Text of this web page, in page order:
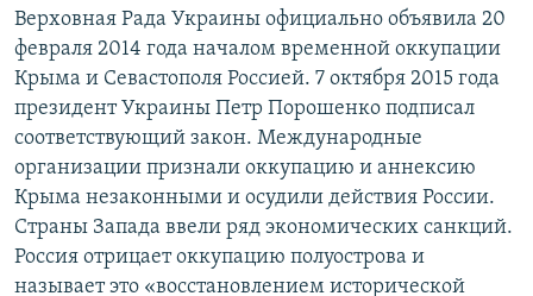
Верховная Рада Украины официально объявила 20
февраля 2014 года началом временной оккупации
Крыма и Севастополя Россией. 7 октября 2015 года
президент Украины Петр Порошенко подписал
соответствующий закон. Международные
организации признали оккупацию и аннексию
Крыма незаконными и осудили действия России.
Страны Запада ввели ряд экономических санкций.
Россия отрицает оккупацию полуострова и
называет это «восстановлением исторической